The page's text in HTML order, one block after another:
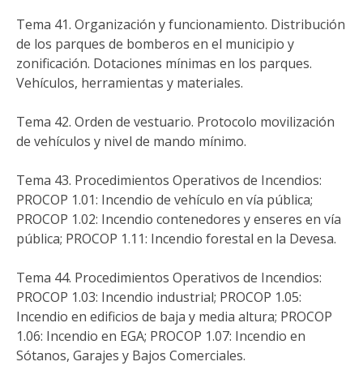
Tema 41. Organización y funcionamiento. Distribución
de los parques de bomberos en el municipio y
zonificación. Dotaciones mínimas en los parques.
Vehículos, herramientas y materiales.
Tema 42. Orden de vestuario. Protocolo movilización
de vehículos y nivel de mando mínimo.
Tema 43. Procedimientos Operativos de Incendios:
PROCOP 1.01: Incendio de vehículo en vía pública;
PROCOP 1.02: Incendio contenedores y enseres en vía
pública; PROCOP 1.11: Incendio forestal en la Devesa.
Tema 44. Procedimientos Operativos de Incendios:
PROCOP 1.03: Incendio industrial; PROCOP 1.05:
Incendio en edificios de baja y media altura; PROCOP
1.06: Incendio en EGA; PROCOP 1.07: Incendio en
Sótanos, Garajes y Bajos Comerciales.